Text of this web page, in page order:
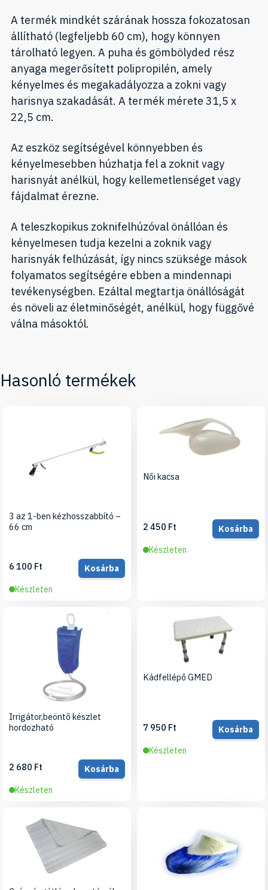
A termék mindkét szárának hossza fokozatosan
állítható (legfeljebb 60 cm), hogy könnyen
tárolható legyen. A puha és gömbölyded rész
anyaga megerősített polipropilén, amely
kényelmes és megakadályozza a zokni vagy
harisnya szakadását. A termék mérete 31,5 x
22,5 cm.
Az eszköz segítségével könnyebben és
kényelmesebben húzhatja fel a zoknit vagy
harisnyát anélkül, hogy kellemetlenséget vagy
fájdalmat érezne.
A teleszkopikus zoknifelhúzóval önállóan és
kényelmesen tudja kezelni a zoknik vagy
harisnyák felhúzását, így nincs szüksége mások
folyamatos segítségére ebben a mindennapi
tevékenységben. Ezáltal megtartja önállóságát
és növeli az életminőségét, anélkül, hogy függővé
válna másoktól.
Hasonló termékek
3 az 1-ben kézhosszabbító –
66 cm
6 100 Ft
Kosárba
Készleten
Női kacsa
2 450 Ft
Kosárba
Készleten
Irrigátor,beöntő készlet
hordozható
2 680 Ft
Kosárba
Készleten
Kádfellépő GMED
7 950 Ft
Kosárba
Készleten